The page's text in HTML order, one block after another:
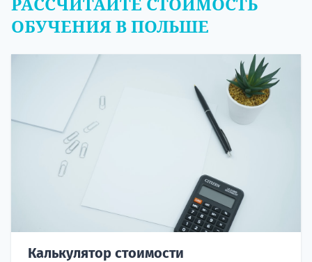
ОБУЧЕНИЯ В ПОЛЬШЕ
Калькулятор стоимости